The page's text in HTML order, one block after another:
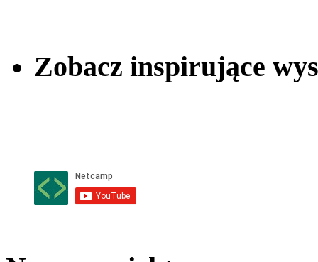
Zobacz inspirujące